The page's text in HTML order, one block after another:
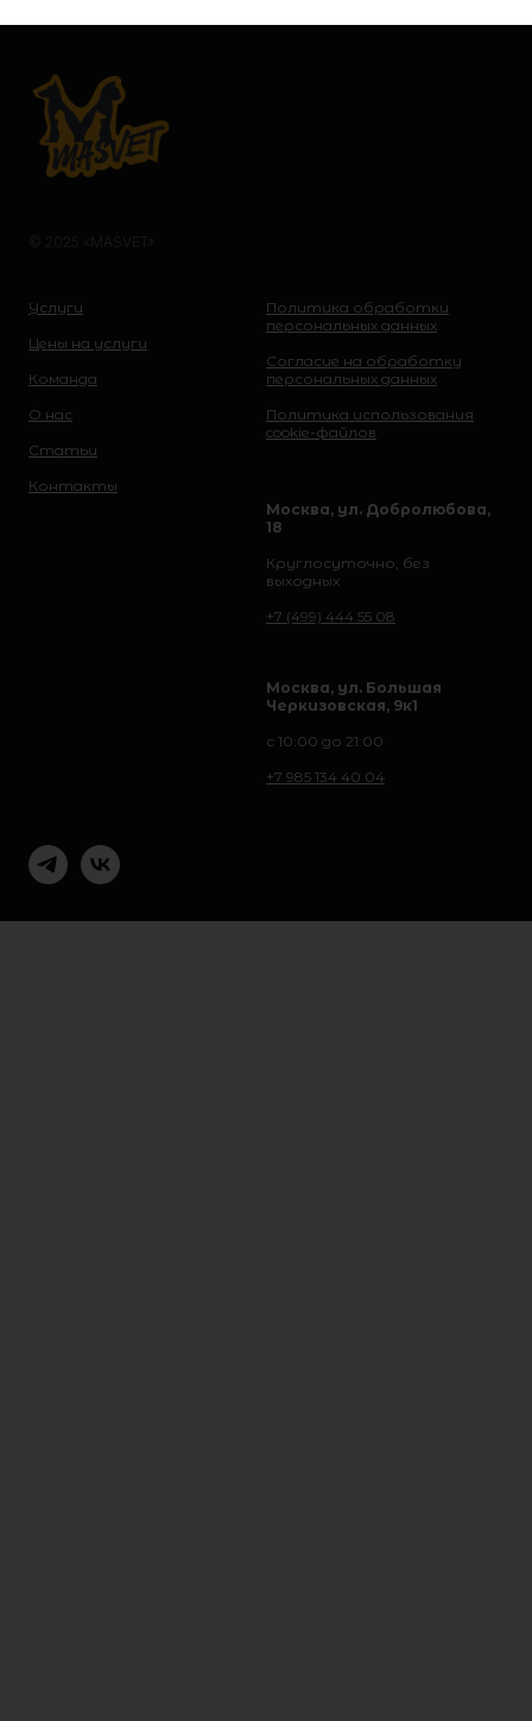
Услуги
Цены на услуги
Команда
О нас
Статьи
Контакты
Политика обработки
персональных данных
Согласие на обработку
персональных данных
Политика использования
cookie-файлов
Москва, ул. Добролюбова,
18
Круглосуточно, без
выходных
+7 (499) 444 55 08
Москва, ул. Большая
Черкизовская, 9к1
с 10:00 до 21:00
+7 985 134 40 04